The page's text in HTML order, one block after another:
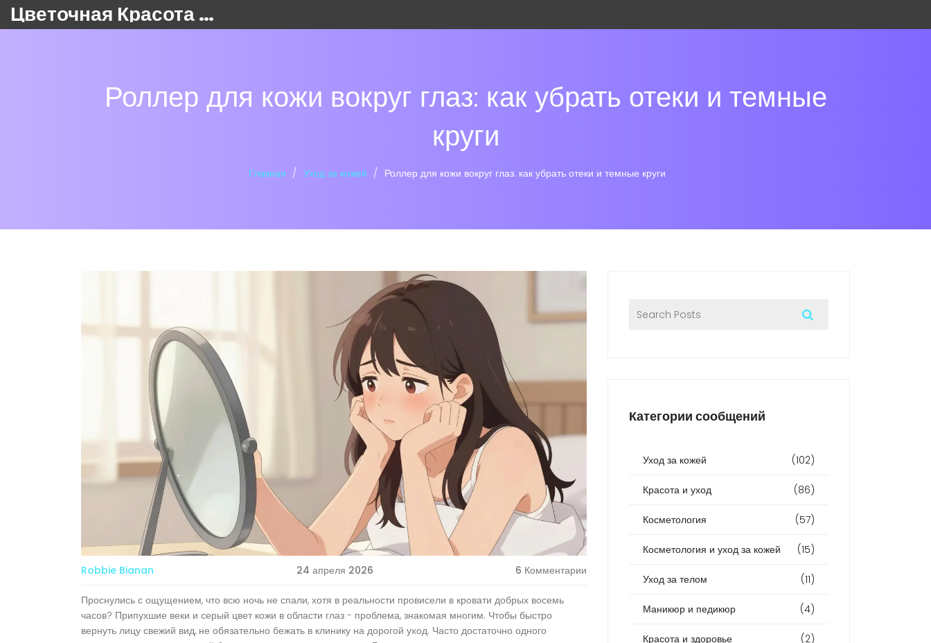
Цветочная Красота 24
Роллер для кожи вокруг глаз: как убрать отеки и темные
круги
Главная Уход за кожей Роллер для кожи вокруг глаз: как убрать отеки и темные круги
Robbie Bianan 24 апреля 2026 6 Комментарии
Проснулись с ощущением, что всю ночь не спали, хотя в реальности провисели в кровати добрых восемь
часов? Припухшие веки и серый цвет кожи в области глаз - проблема, знакомая многим. Чтобы быстро
вернуть лицу свежий вид, не обязательно бежать в клинику на дорогой уход. Часто достаточно одного
Категории сообщений
Уход за кожей (102)
Красота и уход (86)
Косметология (57)
Косметология и уход за кожей (15)
Уход за телом (11)
Маникюр и педикюр (4)
Красота и здоровье (2)